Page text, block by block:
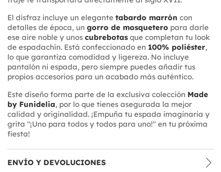
El disfraz incluye un elegante tabardo marrón con
detalles de época, un gorro de mosquetero para darle
ese aire noble y unos cubrebotas que completan tu look
de espadachín. Está confeccionado en 100% poliéster,
lo que garantiza comodidad y ligereza. No incluye
pantalón ni espada, pero siempre puedes añadir tus
propios accesorios para un acabado más auténtico.
Este diseño forma parte de la exclusiva colección Made
by Funidelia, por lo que tienes asegurada la mejor
calidad y originalidad. ¡Empuña tu espada imaginaria y
grita "¡Uno para todos y todos para uno!" en tu próxima
fiesta!
ENVÍO Y DEVOLUCIONES